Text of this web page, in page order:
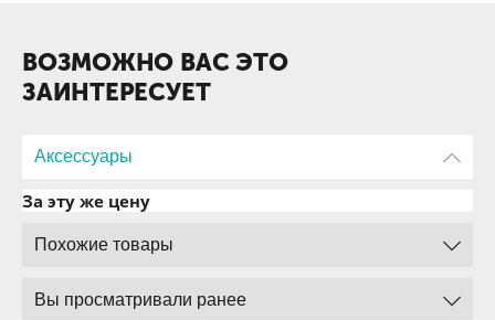
ВОЗМОЖНО ВАС ЭТО
ЗАИНТЕРЕСУЕТ
Аксессуары
За эту же цену
Похожие товары
Вы просматривали ранее